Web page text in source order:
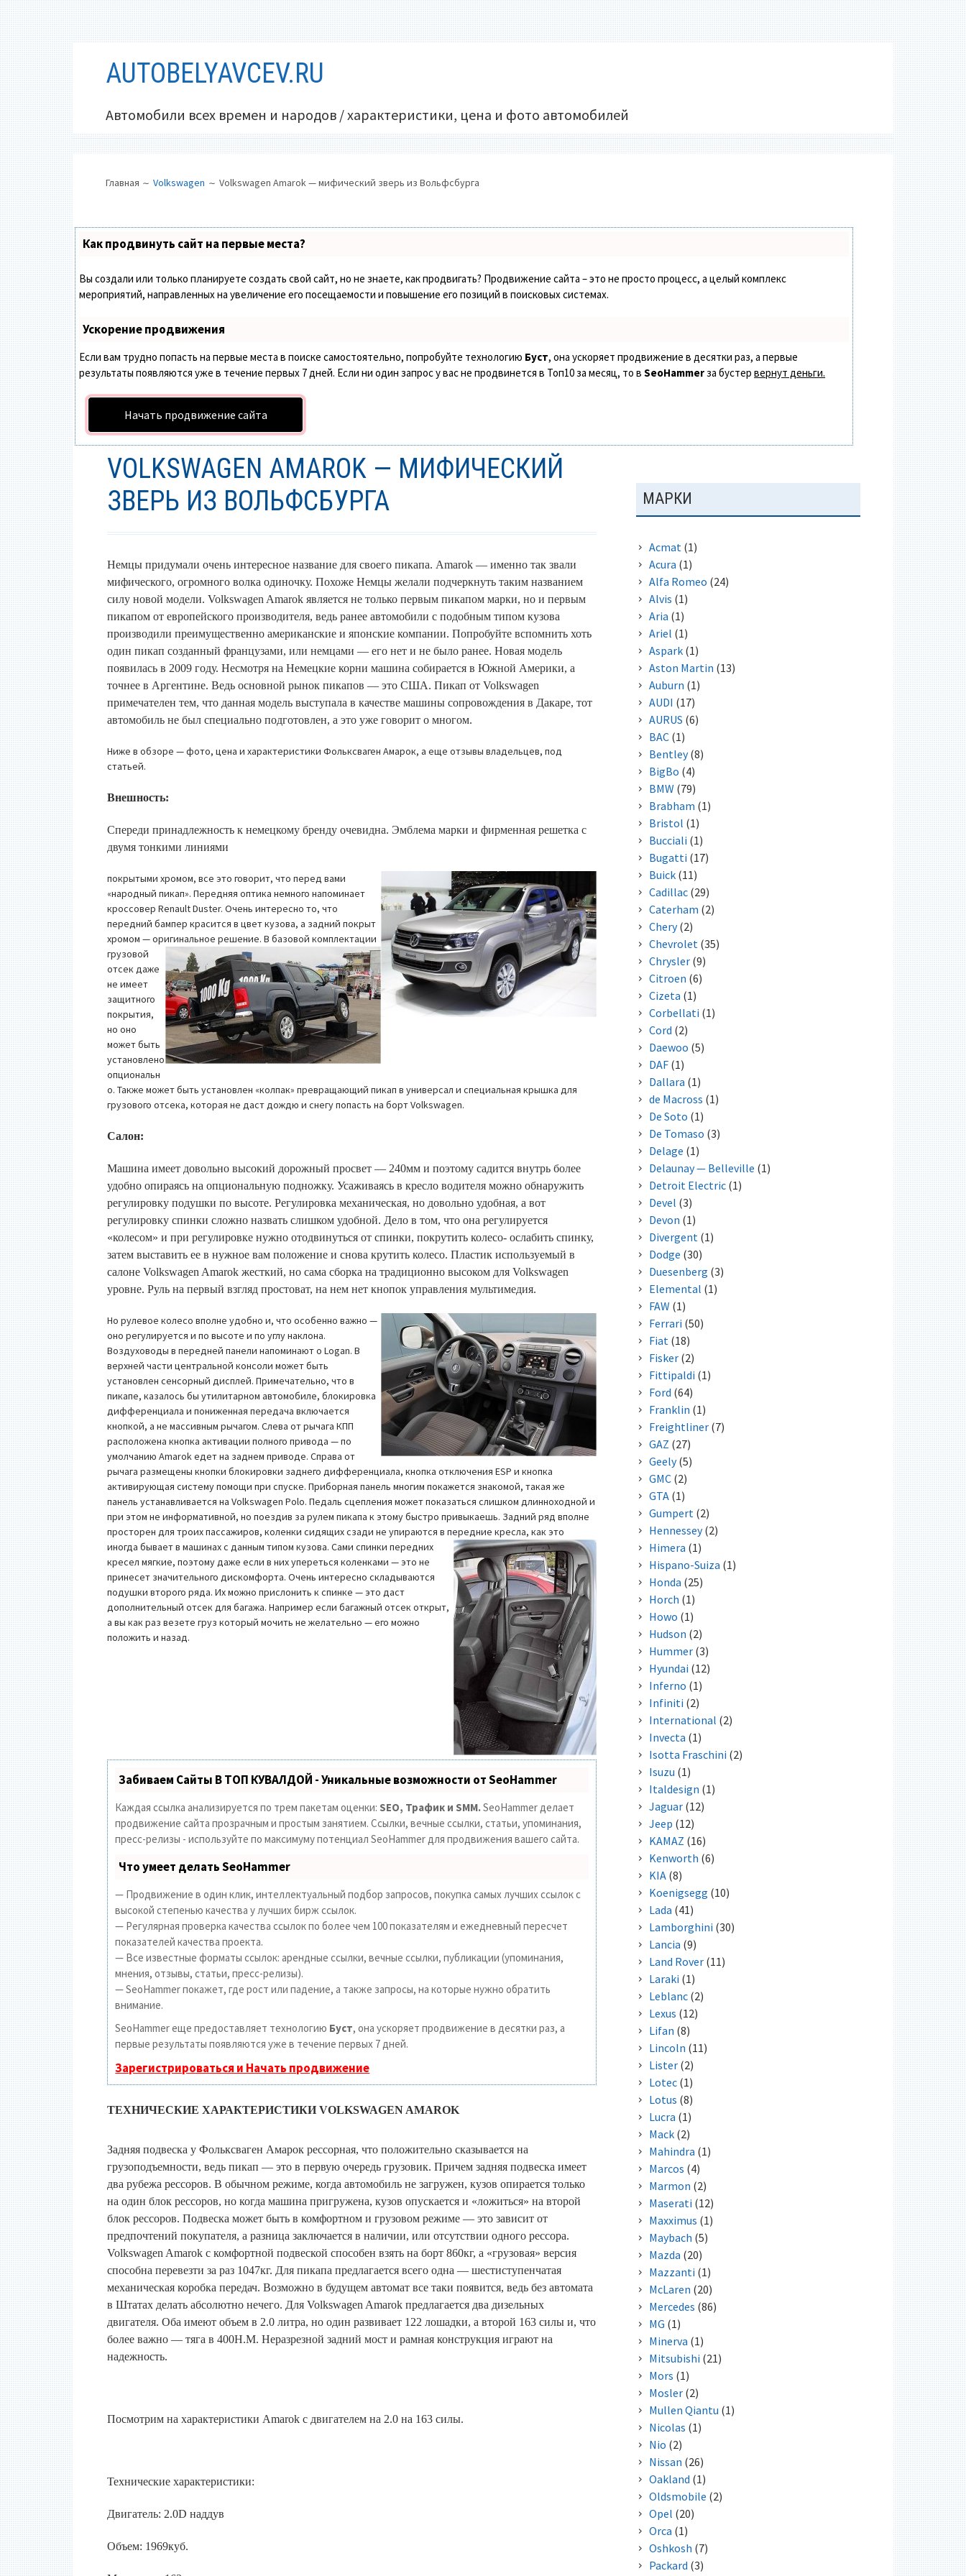
содержимомуAUTOBELYAVCEV.RU
Автомобили всех времен и народов / характеристики, цена и фото автомобилей
МЕНЮ
САЙТЕ
(ХЛЕБНЫЕ
КРОШКИ)
Главная Volkswagen Volkswagen Amarok — мифический зверь из Вольфсбурга
Как продвинуть сайт на первые места?
Вы создали или только планируете создать свой сайт, но не знаете, как продвигать? Продвижение сайта – это не просто процесс, а целый комплекс
мероприятий, направленных на увеличение его посещаемости и повышение его позиций в поисковых системах.
Ускорение продвижения
Если вам трудно попасть на первые места в поиске самостоятельно, попробуйте технологию Буст, она ускоряет продвижение в десятки раз, а первые
результаты появляются уже в течение первых 7 дней. Если ни один запрос у вас не продвинется в Топ10 за месяц, то вSeoHammerза бустервернут деньги.
Начать продвижение сайта
VOLKSWAGEN AMAROK — МИФИЧЕСКИЙ
ЗВЕРЬ ИЗ ВОЛЬФСБУРГА
Немцы придумали очень интересное название для своего пикапа. Amarok — именно так звали
мифического, огромного волка одиночку. Похоже Немцы желали подчеркнуть таким названием
силу новой модели. Volkswagen Amarok является не только первым пикапом марки, но и первым
пикапом от европейского производителя, ведь ранее автомобили с подобным типом кузова
производили преимущественно американские и японские компании. Попробуйте вспомнить хоть
один пикап созданный французами, или немцами — его нет и не было ранее. Новая модель
появилась в 2009 году. Несмотря на Немецкие корни машина собирается в Южной Америки, а
точнее в Аргентине. Ведь основной рынок пикапов — это США. Пикап от Volkswagen
примечателен тем, что данная модель выступала в качестве машины сопровождения в Дакаре, тот
автомобиль не был специально подготовлен, а это уже говорит о многом.
Ниже в обзоре — фото, цена и характеристики Фольксваген Амарок, а еще отзывы владельцев, под
статьей.
Внешность:
Спереди принадлежность к немецкому бренду очевидна. Эмблема марки и фирменная решетка с
двумя тонкими линиями
покрытыми хромом, все это говорит, что перед вами
«народный пикап». Передняя оптика немного напоминает
кроссовер Renault Duster. Очень интересно то, что
передний бампер красится в цвет кузова, а задний покрыт
хромом — оригинальное решение.В базовой комплектации
грузовой
отсек даже
не имеет
защитного
покрытия,
но оно
может быть
установлено
опциональн
о. Также может быть установлен «колпак» превращающий пикап в универсал и специальная крышка для
грузового отсека, которая не даст дождю и снегу попасть на борт Volkswagen.
Салон:
Машина имеет довольно высокий дорожный просвет — 240мм и поэтому садится внутрь более
удобно опираясь на опциональную подножку. Усаживаясь в кресло водителя можно обнаружить
регулировку подушки по высоте. Регулировка механическая, но довольно удобная, а вот
регулировку спинки сложно назвать слишком удобной. Дело в том, что она регулируется
«колесом» и при регулировке нужно отодвинуться от спинки, покрутить колесо- ослабить спинку,
затем выставить ее в нужное вам положение и снова крутить колесо. Пластик используемый в
салоне Volkswagen Amarok жесткий, но сама сборка на традиционно высоком для Volkswagen
уровне. Руль на первый взгляд простоват, на нем нет кнопок управления мультимедия.
Но рулевое колесо вполне удобно и, что особенно важно —
оно регулируется и по высоте и по углу наклона.
Воздуховоды в передней панели напоминают о Logan. В
верхней части центральной консоли может быть
установлен сенсорный дисплей. Примечательно, что в
пикапе, казалось бы утилитарном автомобиле, блокировка
дифференциала и пониженная передача включается
кнопкой, а не массивным рычагом. Слева от рычага КПП
расположена кнопка активации полного привода — по
умолчанию Amarok едет на заднем приводе. Справа от
рычага размещены кнопки блокировки заднего дифференциала, кнопка отключения ESP и кнопка
активирующая систему помощи при спуске. Приборная панель многим покажется знакомой, такая же
панель устанавливается на Volkswagen Polo. Педаль сцепления может показаться слишком длинноходной и
при этом не информативной, но поездив за рулем пикапа к этому быстро привыкаешь. Задний ряд вполне
просторен для троих пассажиров, коленки сидящих сзади не упираются в передние кресла, как это
иногда бывает в машинах с данным типом кузова. Сами спинки передних
кресел мягкие, поэтому даже если в них упереться коленками — это не
принесет значительного дискомфорта. Очень интересно складываются
подушки второго ряда. Их можно прислонить к спинке — это даст
дополнительный отсек для багажа. Например если багажный отсек открыт,
а вы как раз везете груз который мочить не желательно — его можно
положить и назад.
Забиваем Сайты В ТОП КУВАЛДОЙ - Уникальные возможности от SeoHammer
Каждая ссылка анализируется по трем пакетам оценки: SEO, Трафик и SMM.SeoHammer делает
продвижение сайта прозрачным и простым занятием. Ссылки, вечные ссылки, статьи, упоминания,
пресс-релизы - используйте по максимуму потенциал SeoHammer для продвижения вашего сайта.
Что умеет делать SeoHammer
— Продвижение в один клик, интеллектуальный подбор запросов, покупка самых лучших ссылок с
высокой степенью качества у лучших бирж ссылок.
— Регулярная проверка качества ссылок по более чем 100 показателям и ежедневный пересчет
показателей качества проекта.
— Все известные форматы ссылок: арендные ссылки, вечные ссылки, публикации (упоминания,
мнения, отзывы, статьи, пресс-релизы).
— SeoHammer покажет, где рост или падение, а также запросы, на которые нужно обратить
внимание.
SeoHammer еще предоставляет технологию Буст, она ускоряет продвижение в десятки раз, а
первые результаты появляются уже в течение первых 7 дней.
Зарегистрироваться и Начать продвижение
ТЕХНИЧЕСКИЕ ХАРАКТЕРИСТИКИ VOLKSWAGEN AMAROK
Задняя подвеска у Фольксваген Амарок рессорная, что положительно сказывается на
грузоподъемности, ведь пикап — это в первую очередь грузовик. Причем задняя подвеска имеет
два рубежа рессоров. В обычном режиме, когда автомобиль не загружен, кузов опирается только
на один блок рессоров, но когда машина пригружена, кузов опускается и «ложиться» на второй
блок рессоров. Подвеска может быть в комфортном и грузовом режиме — это зависит от
предпочтений покупателя, а разница заключается в наличии, или отсутствии одного рессора.
Volkswagen Amarok с комфортной подвеской способен взять на борт 860кг, а «грузовая» версия
способна перевезти за раз 1047кг. Для пикапа предлагается всего одна — шестиступенчатая
механическая коробка передач. Возможно в будущем автомат все таки появится, ведь без автомата
в Штатах делать абсолютно нечего. Для Volkswagen Amarok предлагается два дизельных
двигателя. Оба имеют объем в 2.0 литра, но один развивает 122 лошадки, а второй 163 силы и, что
более важно — тяга в 400Н.М. Неразрезной задний мост и рамная конструкция играют на
надежность.
Посмотрим на характеристики Amarok с двигателем на 2.0 на 163 силы.
Технические характеристики:
Двигатель: 2.0D наддув
Объем: 1969куб.
ОСНОВНАЯ
ПАНЕЛЬ
МАРКИ
Acmat (1)
Acura (1)
Alfa Romeo (24)
Alvis (1)
Aria (1)
Ariel (1)
Aspark(1)
Aston Martin (13)
Auburn (1)
AUDI (17)
AURUS (6)
BAC(1)
Bentley(8)
BigBo (4)
BMW (79)
Brabham (1)
Bristol (1)
Bucciali (1)
Bugatti (17)
Buick(11)
Cadillac(29)
Caterham (2)
Chery(2)
Chevrolet (35)
Chrysler(9)
Citroen (6)
Cizeta (1)
Corbellati (1)
Cord (2)
Daewoo (5)
DAF(1)
Dallara (1)
de Macross (1)
De Soto (1)
De Tomaso (3)
Delage (1)
Delaunay — Belleville (1)
Detroit Electric(1)
Devel (3)
Devon (1)
Divergent (1)
Dodge (30)
Duesenberg (3)
Elemental (1)
FAW (1)
Ferrari (50)
Fiat (18)
Fisker(2)
Fittipaldi (1)
Ford (64)
Franklin (1)
Freightliner(7)
GAZ (27)
Geely(5)
GMC(2)
GTA(1)
Gumpert (2)
Hennessey(2)
Himera (1)
Hispano-Suiza (1)
Honda (25)
Horch (1)
Howo (1)
Hudson (2)
Hummer(3)
Hyundai (12)
Inferno (1)
Infiniti (2)
International (2)
Invecta (1)
Isotta Fraschini (2)
Isuzu (1)
Italdesign (1)
Jaguar(12)
Jeep (12)
KAMAZ (16)
Kenworth (6)
KIA(8)
Koenigsegg (10)
Lada (41)
Lamborghini (30)
Lancia (9)
Land Rover(11)
Laraki (1)
Leblanc(2)
Lexus (12)
Lifan (8)
Lincoln (11)
Lister(2)
Lotec(1)
Lotus (8)
Lucra (1)
Mack(2)
Mahindra (1)
Marcos (4)
Marmon (2)
Maserati (12)
Maxximus (1)
Maybach (5)
Mazda (20)
Mazzanti (1)
McLaren (20)
Mercedes (86)
MG (1)
Minerva (1)
Mitsubishi (21)
Mors (1)
Mosler(2)
Mullen Qiantu (1)
Nicolas (1)
Nio (2)
Nissan (26)
Oakland (1)
Oldsmobile (2)
Opel (20)
Orca (1)
Oshkosh (7)
Packard (3)